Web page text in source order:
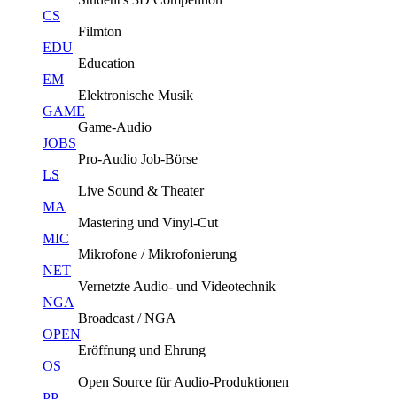
CS
Filmton
EDU
Education
EM
Elektronische Musik
GAME
Game-Audio
JOBS
Pro-Audio Job-Börse
LS
Live Sound & Theater
MA
Mastering und Vinyl-Cut
MIC
Mikrofone / Mikrofonierung
NET
Vernetzte Audio- und Videotechnik
NGA
Broadcast / NGA
OPEN
Eröffnung und Ehrung
OS
Open Source für Audio-Produktionen